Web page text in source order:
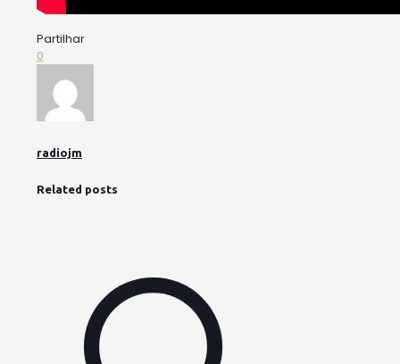
Partilhar
0
radiojm
Related posts